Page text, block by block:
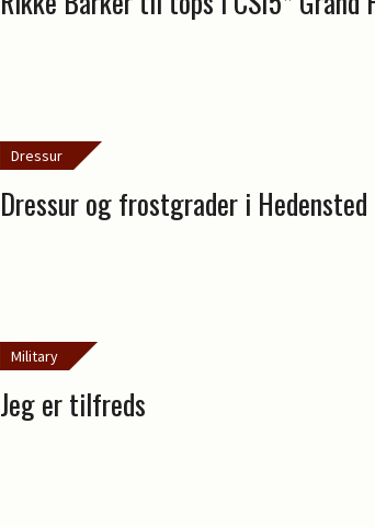
Dressur
Dressur og frostgrader i Hedensted
Military
Jeg er tilfreds